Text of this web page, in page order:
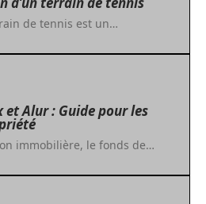
de tennis est un…
et Alur : Guide pour les
immobilière, le fonds de…